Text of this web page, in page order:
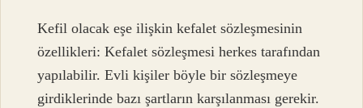
Kefil olacak eşe ilişkin kefalet sözleşmesinin
özellikleri: Kefalet sözleşmesi herkes tarafından
yapılabilir. Evli kişiler böyle bir sözleşmeye
girdiklerinde bazı şartların karşılanması gerekir.